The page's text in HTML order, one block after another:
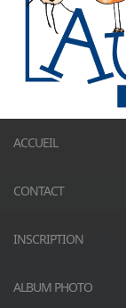
ACCUEIL
CONTACT
INSCRIPTION
ALBUM PHOTO